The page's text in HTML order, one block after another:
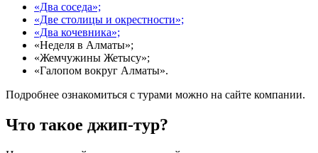
«Два соседа»;
«Две столицы и окрестности»;
«Два кочевника»;
«Неделя в Алматы»;
«Жемчужины Жетысу»;
«Галопом вокруг Алматы».
Подробнее ознакомиться с турами можно на сайте компании.
Что такое джип-тур?